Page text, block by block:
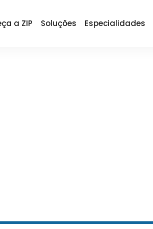
a ZIP Soluções Especialidades